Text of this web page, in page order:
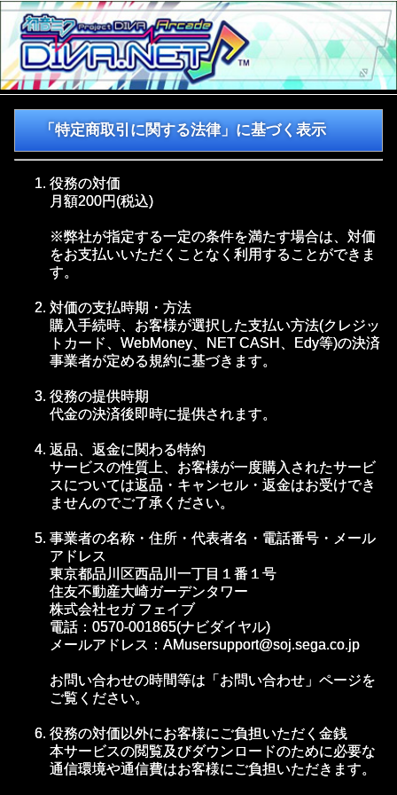
「特定商取引に関する法律」に基づく表示
役務の対価
月額200円(税込)
※弊社が指定する一定の条件を満たす場合は、対価
をお支払いいただくことなく利用することができま
す。
対価の支払時期・方法
購入手続時、お客様が選択した支払い方法(クレジッ
トカード、WebMoney、NET CASH、Edy等)の決済
事業者が定める規約に基づきます。
役務の提供時期
代金の決済後即時に提供されます。
返品、返金に関わる特約
サービスの性質上、お客様が一度購入されたサービ
スについては返品・キャンセル・返金はお受けでき
ませんのでご了承ください。
事業者の名称・住所・代表者名・電話番号・メール
アドレス
東京都品川区西品川一丁目１番１号
住友不動産大崎ガーデンタワー
株式会社セガ フェイブ
電話：0570-001865(ナビダイヤル)
メールアドレス：AMusersupport@soj.sega.co.jp
お問い合わせの時間等は「お問い合わせ」ページを
ご覧ください。
役務の対価以外にお客様にご負担いただく金銭
本サービスの閲覧及びダウンロードのために必要な
通信環境や通信費はお客様にご負担いただきます。